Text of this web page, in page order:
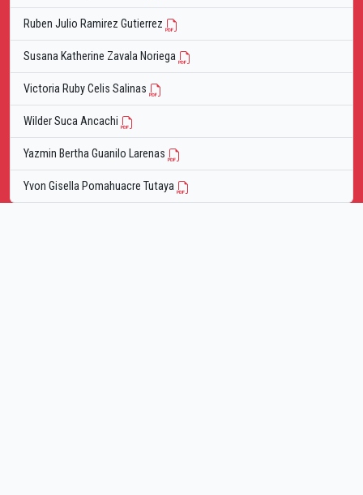
Ruben Julio Ramirez Gutierrez
Susana Katherine Zavala Noriega
Victoria Ruby Celis Salinas
Wilder Suca Ancachi
Yazmin Bertha Guanilo Larenas
Yvon Gisella Pomahuacre Tutaya